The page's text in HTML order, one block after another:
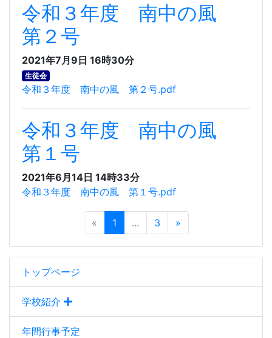
トップページ
学校紹介
年間行事予定
令和３年度 南中の風
第２号
2021年7月9日 16時30分
生徒会
令和３年度 南中の風 第２号.pdf
令和３年度 南中の風
第１号
2021年6月14日 14時33分
令和３年度 南中の風 第１号.pdf
« 1 ... 3 »